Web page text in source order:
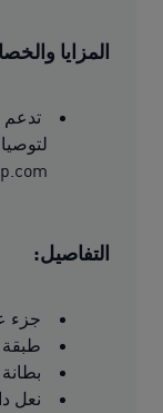
المزايا
التفاصيل:
جزء
نعل